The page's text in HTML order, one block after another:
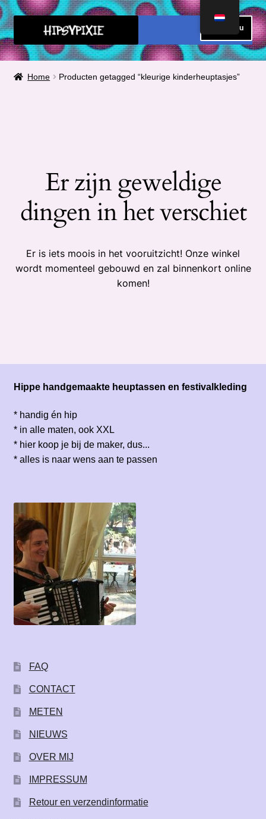
Ga
door
naar
Ga
direct
naar
inhoud
Menu
HOME
CONTACT
SHOP
Winkelmand
Home Producten getagged “kleurige kinderheuptasjes”
Er zijn geweldige
dingen in het verschiet
Er is iets moois in het vooruitzicht! Onze winkel
wordt momenteel gebouwd en zal binnenkort online
komen!
Hippe handgemaakte heuptassen en festivalkleding
* handig én hip
* in alle maten, ook XXL
* hier koop je bij de maker, dus...
* alles is naar wens aan te passen
FAQ
CONTACT
METEN
NIEUWS
OVER MIJ
IMPRESSUM
Retour en verzendinformatie